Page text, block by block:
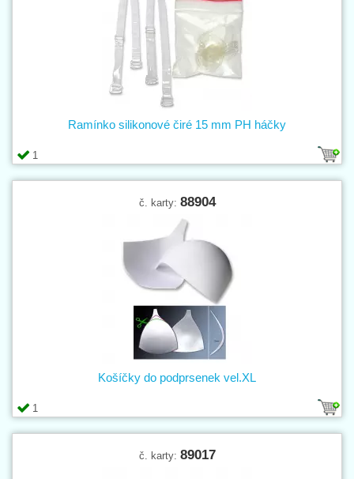
1
Ramínko silikonové čiré 15 mm PH háčky
č. karty: 88904
1
Košíčky do podprsenek vel.XL
č. karty: 89017